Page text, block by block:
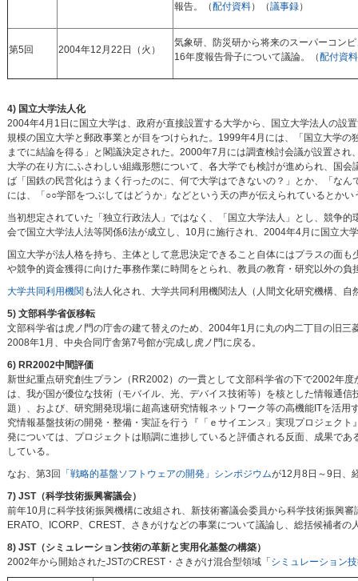
報告。（配付資料）（議事録）
第5回 2004年12月22日（火）
気象研、防災研から将来のスーパーコン
16年度報告骨子について議論。（配付資料
4) 国立大学法人化
2004年4月1日に国立大学は、政府が直接設置する大学から、国立大学法人の設
規模の国立大学と郵政事業とが目をつけられた。1999年4月には、「国立大学
までに結論を得る」と閣議決定された。2000年7月には調査検討会議が設置され
大学の在り方にふさわしい組織形態について、各大学でも検討が進められ、国
ば「国鉄の民営化はうまく行ったのに、何で大学はできないの？」とか、「な
には、「○○学部をつぶしてはどうか」などという天の声が伝えられているとか
当初想定されていた「独立行政法人」ではなく、「国立大学法人」とし、競争
会で国立大学法人法等関係6法が成立し、10月に施行され、2004年4月に国立大
国立大学が法人格を持ち、主体として意思決定できること自体にはプラスの面
や競争的資金獲得に向けた事務作業に時間をとられ、教員の教育・研究以外の負
大学共同利用機関 も法人化され、大学共同利用機関法人（人間文化研究機構、
5) 文部科学省仮移転
文部科学省は虎ノ門の庁舎の建て替えのため、2004年1月に丸の内二丁目の旧
2008年1月、中央合同庁舎第7号館が完成し虎ノ門に戻る。
6) RR2002中間評価
新世紀重点研究創生プラン（RR2002）の一貫として文部科学省の下で2002年度
は、我が国が優位な技術（モバイル、光、デバイス技術等）を核とした情報通
題）、および、研究開発現場に超高速研究情報ネットワーク等の高機能ITを活
究情報基盤技術の開発・整備・実証を行う『「ｅサイエンス」実現プロジェク
発については、プロジェクトは順調に進捗していると評価される反面、成果で
している。
なお、第3回
「戦略的基盤ソフトウェアの開発」シンポジウムが12月8日～9日、
7) JST（科学技術振興審議会）
前年10月に科学技術振興機構に改組され、新技術審議会委員から科学技術振興
ERATO、ICORP、CREST、さきがけなどの事業について議論し、総括候補者
8) JST（シミュレーション技術の革新と実用化基盤の構築）
2002年から開始されたJSTのCREST・さきがけ混合型領域「 シミュレーション